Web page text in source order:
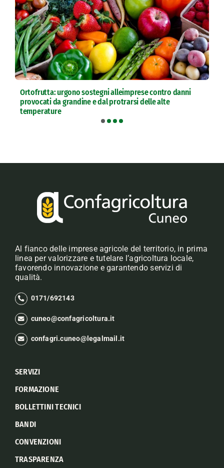
Ortofrutta: urgono sostegni alleimprese contro danni
provocati da grandine e dal protrarsi delle alte
temperature
Al fianco delle imprese agricole del territorio, in prima
linea per valorizzare e tutelare l’agricoltura locale,
favorendo innovazione e garantendo servizi di
qualità.
0171/692143
cuneo@confagricoltura.it
confagri.cuneo@legalmail.it
SERVIZI
FORMAZIONE
BOLLETTINI TECNICI
BANDI
CONVENZIONI
TRASPARENZA